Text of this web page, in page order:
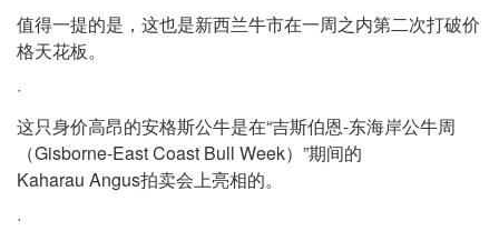
值得一提的是，这也是新西兰牛市在一周之内第二次打破价
格天花板。
·
这只身价高昂的安格斯公牛是在“吉斯伯恩-东海岸公牛周
（Gisborne-East Coast Bull Week）”期间的
Kaharau Angus拍卖会上亮相的。
·